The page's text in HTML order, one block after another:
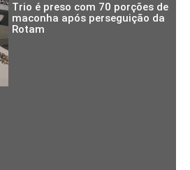
Trio é preso com 70 porções de
maconha após perseguição da
Rotam